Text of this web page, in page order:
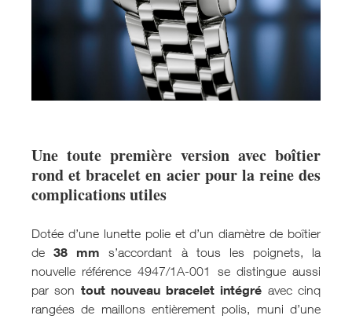
Une toute première version avec boîtier
rond et bracelet en acier pour la reine des
complications utiles
Dotée d’une lunette polie et d’un diamètre de boîtier
de38 mm s’accordant à tous les poignets, la
nouvelle référence 4947/1A-001 se distingue aussi
par son tout nouveau bracelet intégré avec cinq
rangées de maillons entièrement polis, muni d’une